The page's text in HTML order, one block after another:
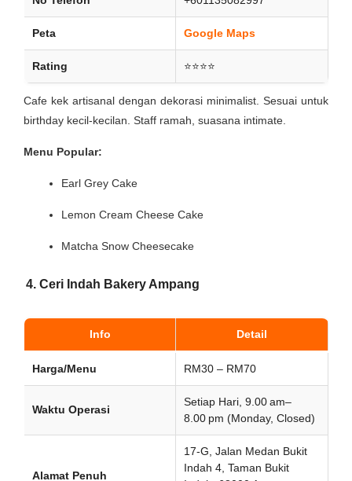
Peta Google Maps
Rating ⭐⭐⭐⭐
Cafe kek artisanal dengan dekorasi minimalist. Sesuai untuk
birthday kecil-kecilan. Staff ramah, suasana intimate.
Menu Popular:
Earl Grey Cake
Lemon Cream Cheese Cake
Matcha Snow Cheesecake
4. Ceri Indah Bakery Ampang
Info Detail
Harga/Menu RM30 – RM70
Waktu Operasi
Setiap Hari, 9.00 am–
8.00 pm (Monday, Closed)
Alamat Penuh
17-G, Jalan Medan Bukit
Indah 4, Taman Bukit